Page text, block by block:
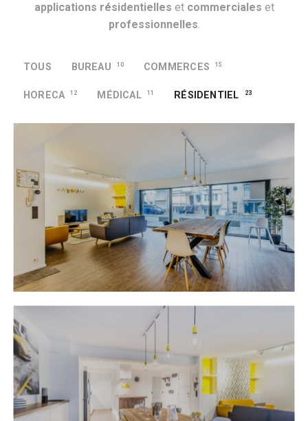
applications résidentielles et commerciales et
professionnelles.
TOUS BUREAU 10 COMMERCES 15
HORECA 12 MÉDICAL 11 RÉSIDENTIEL 23